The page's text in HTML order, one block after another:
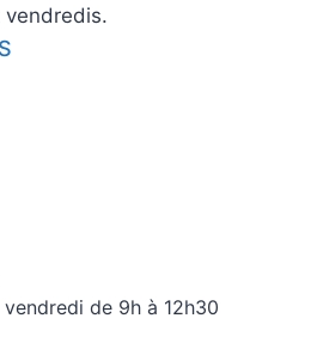
de 9h à 12h30